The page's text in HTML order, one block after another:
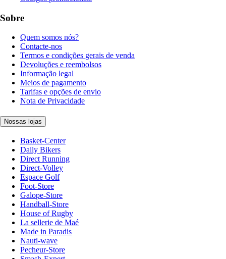
Sobre
Quem somos nós?
Contacte-nos
Termos e condições gerais de venda
Devoluções e reembolsos
Informação legal
Meios de pagamento
Tarifas e opções de envio
Nota de Privacidade
Nossas lojas
Basket-Center
Daily Bikers
Direct Running
Direct-Volley
Espace Golf
Foot-Store
Galope-Store
Handball-Store
House of Rugby
La sellerie de Maé
Made in Paradis
Nauti-wave
Pecheur-Store